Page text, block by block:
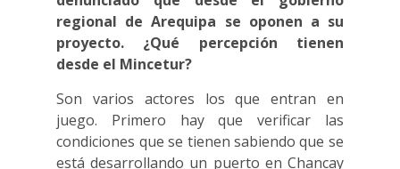
regional de Arequipa se oponen a su
proyecto. ¿Qué percepción tienen
desde el Mincetur?
Son varios actores los que entran en
juego. Primero hay que verificar las
condiciones que se tienen sabiendo que se
está desarrollando un puerto en Chancay